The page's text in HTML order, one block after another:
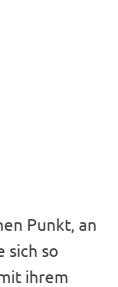
Punkt, an
sich so
ihrem